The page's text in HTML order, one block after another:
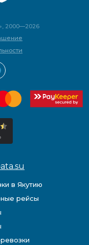
2000—2026
в Якутию
рейсы